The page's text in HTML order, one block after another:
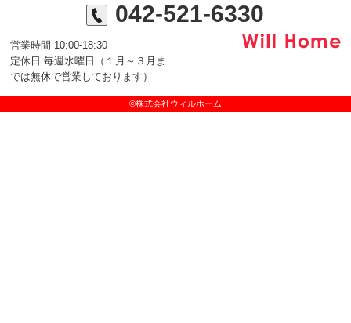
042-521-6330
営業時間 10:00-18:30
定休日 毎週水曜日（１月～３月ま
では無休で営業しております）
©株式会社ウィルホーム